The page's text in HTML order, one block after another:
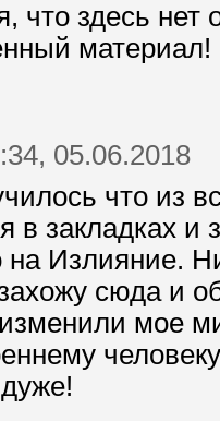
что здесь
05.06.2018
что из
в закладках
Излияние.
сюда и
мое